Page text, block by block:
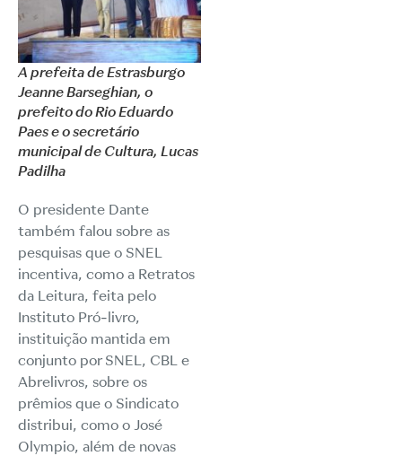
A prefeita de Estrasburgo
Jeanne Barseghian, o
prefeito do Rio Eduardo
Paes e o secretário
municipal de Cultura, Lucas
Padilha
O presidente Dante
também falou sobre as
pesquisas que o SNEL
incentiva, como a Retratos
da Leitura, feita pelo
Instituto Pró-livro,
instituição mantida em
conjunto por SNEL, CBL e
Abrelivros, sobre os
prêmios que o Sindicato
distribui, como o José
Olympio, além de novas